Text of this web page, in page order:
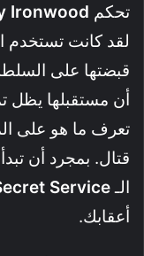
تحكم Ironwood
لقد كانت تستخدم
قبضتها على
أن مستقبلها يظل
تعرف ما هو على
قتال. بمجرد أن
الـService
أعقابك.